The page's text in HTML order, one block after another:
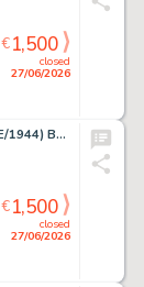
closed
27/06/2026
€1,500
DERIB (CLAUDE DE RIBEAUPIERRE/1944) Buddy Longway,...
closed
27/06/2026
€1,500